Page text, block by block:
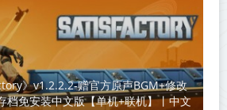
》v1.2.2.2-赠官方原声BGM+修改
档免安装中文版【单机+联机】丨中文